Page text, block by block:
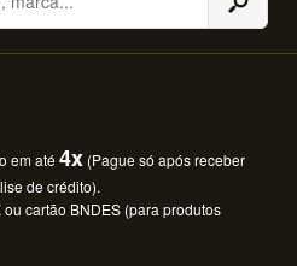
em até4x (Pague só após receber
de crédito).
cartão BNDES (para produtos